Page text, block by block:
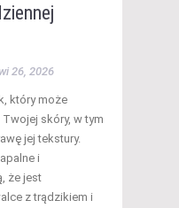
26, 2026
który może
skóry, w tym
jej tekstury.
i
że jest
z trądzikiem i